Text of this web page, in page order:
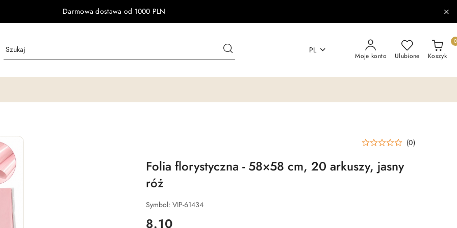
Darmowa dostawa od 1000 PLN
PL
Moje konto Ulubione Koszyk
0
(0)
Folia florystyczna - 58×58 cm, 20 arkuszy, jasny
róż
Symbol: VIP-61434
cena:
8.10